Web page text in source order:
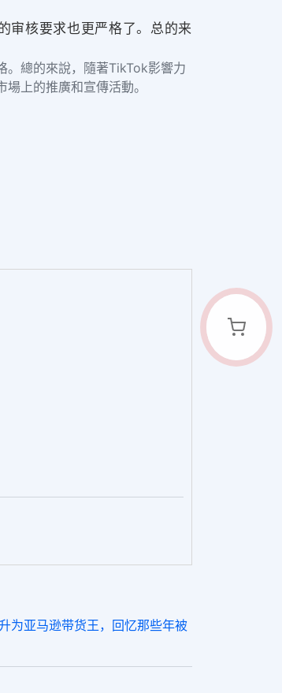
审核要求也更严格了。总的来
。總的來說，隨著TikTok影響力
上的推廣和宣傳活動。
为亚马逊带货王，回忆那些年被